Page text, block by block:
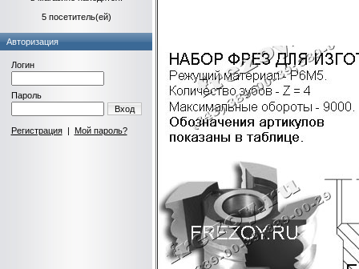
5 посетитель(ей)
Авторизация
Логин
Пароль
Вход
Регистрация| Мой пароль?